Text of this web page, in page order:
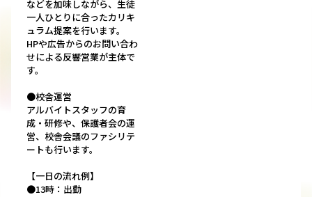
などを加味しながら、生徒
一人ひとりに合ったカリキ
ュラム提案を行います。
HPや広告からのお問い合わ
せによる反響営業が主体で
す。
●校舎運営
アルバイトスタッフの育
成・研修や、保護者会の運
営、校舎会議のファシリテ
ートも行います。
【一日の流れ例】
●13時：出勤